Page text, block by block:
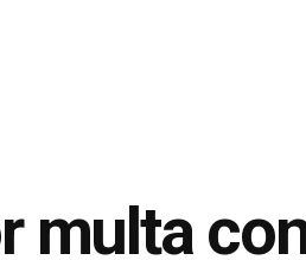
multa